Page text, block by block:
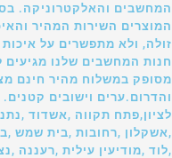
המחשבים והאלקטרוניקה.
המוצרים השירות המהיר
זולה, ולא מתפשרים על
חנות המחשבים שלנו מגיעים
מסופק במשלוח מהיר חינם
והדרום.ערים וישובים
לציון,פתח תקווה ,אשדוד
,אשקלון ,רחובות ,בית שמש
,לוד ,מודיעין עילית ,רעננה